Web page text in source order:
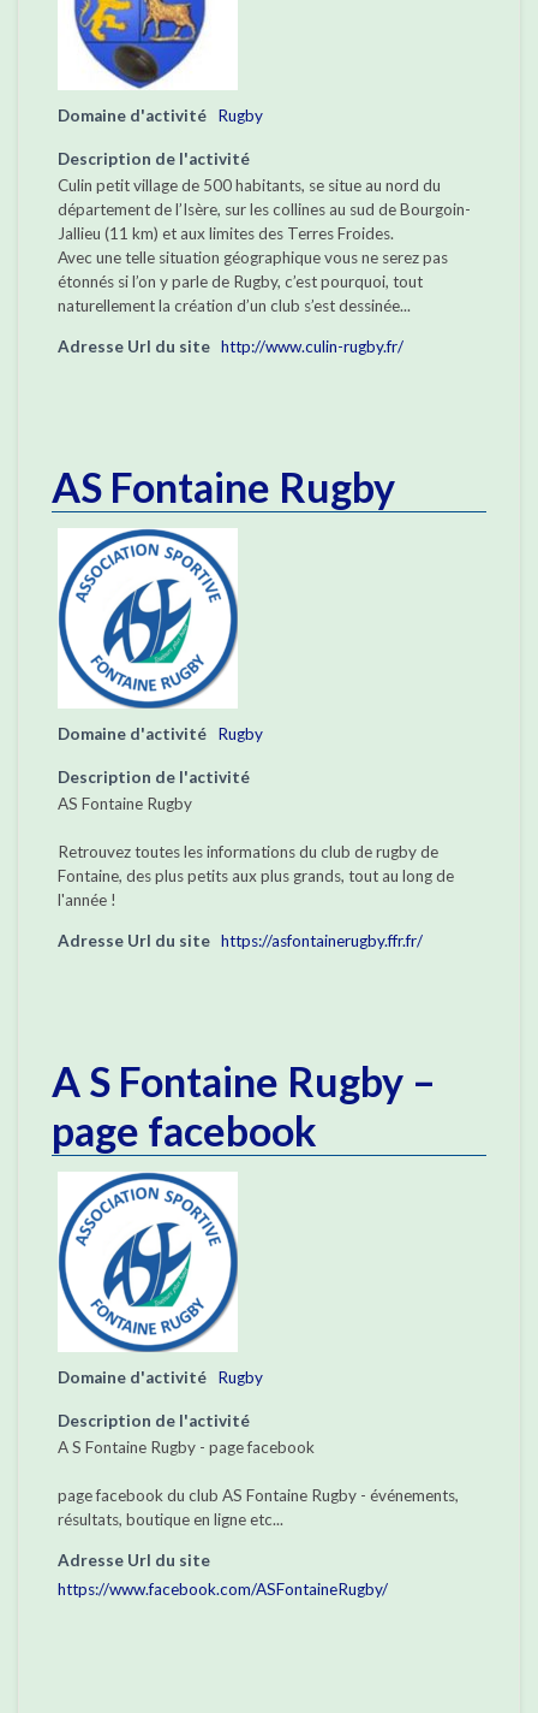
Domaine d'activité Rugby
Description de l'activité
Culin petit village de 500 habitants, se situe au nord du
département de l’Isère, sur les collines au sud de Bourgoin-
Jallieu (11 km) et aux limites des Terres Froides.
Avec une telle situation géographique vous ne serez pas
étonnés si l’on y parle de Rugby, c’est pourquoi, tout
naturellement la création d’un club s’est dessinée...
Adresse Url du site http://www.culin-rugby.fr/
AS Fontaine Rugby
Domaine d'activité Rugby
Description de l'activité
AS Fontaine Rugby
Retrouvez toutes les informations du club de rugby de
Fontaine, des plus petits aux plus grands, tout au long de
l'année !
Adresse Url du site https://asfontainerugby.ffr.fr/
A S Fontaine Rugby –
page facebook
Domaine d'activité Rugby
Description de l'activité
A S Fontaine Rugby - page facebook
page facebook du club AS Fontaine Rugby - événements,
résultats, boutique en ligne etc...
Adresse Url du site
https://www.facebook.com/ASFontaineRugby/